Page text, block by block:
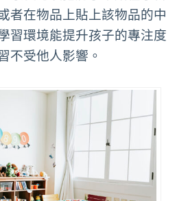
者在物品上貼上該物品的中
習環境能提升孩子的專注度
不受他人影響。